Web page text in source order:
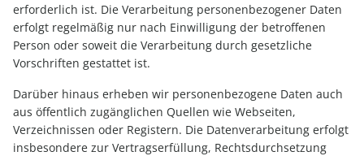
erforderlich ist. Die Verarbeitung personenbezogener Daten
erfolgt regelmäßig nur nach Einwilligung der betroffenen
Person oder soweit die Verarbeitung durch gesetzliche
Vorschriften gestattet ist.
Darüber hinaus erheben wir personenbezogene Daten auch
aus öffentlich zugänglichen Quellen wie Webseiten,
Verzeichnissen oder Registern. Die Datenverarbeitung erfolgt
insbesondere zur Vertragserfüllung, Rechtsdurchsetzung